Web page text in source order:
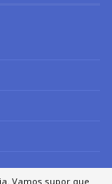
Vamos supor que